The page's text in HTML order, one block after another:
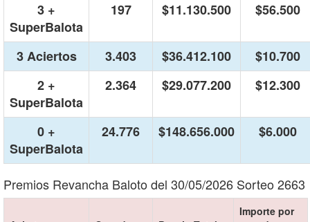
3 +
SuperBalota
197 $11.130.500 $56.500
3 Aciertos 3.403 $36.412.100
$10.700
2 +
SuperBalota
2.364 $29.077.200 $12.300
0 +
SuperBalota
24.776 $148.656.000 $6.000
Premios Revancha Baloto del 30/05/2026 Sorteo 2663
Importe por